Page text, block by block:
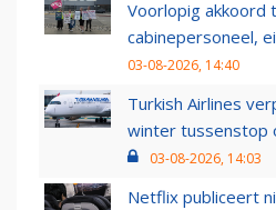
Voorlopig akkoord
cabinepersoneel,
03-08-2026, 14:40
Turkish Airlines
winter tussenstop
03-08-2026, 14:03
Netflix publiceert